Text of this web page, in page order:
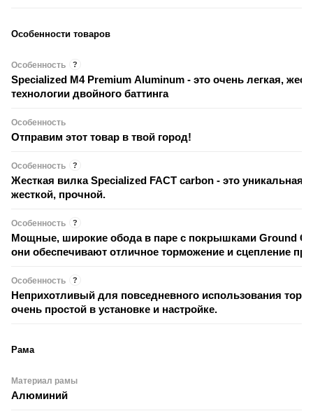
Особенности товаров
Особенность ?
Specialized M4 Premium Aluminum - это очень легкая,
технологии двойного баттинга
Особенность
Отправим этот товар в твой город!
Особенность ?
Жесткая вилка Specialized FACT carbon - это уникальная вилка, сделанная по передовым технологиям, что делает ее легкой,
жесткой, прочной.
Особенность ?
Мощные, широкие обода в паре с покрышками Ground
они обеспечивают отличное торможение и сцепление
Особенность ?
Неприхотливый для повседневного использования
очень простой в установке и настройке.
Рама
Материал рамы
Алюминий